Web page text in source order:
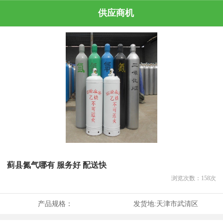
供应商机
蓟县氮气哪有 服务好 配送快
浏览次数： 158次
产品规格： 发货地:天津市武清区